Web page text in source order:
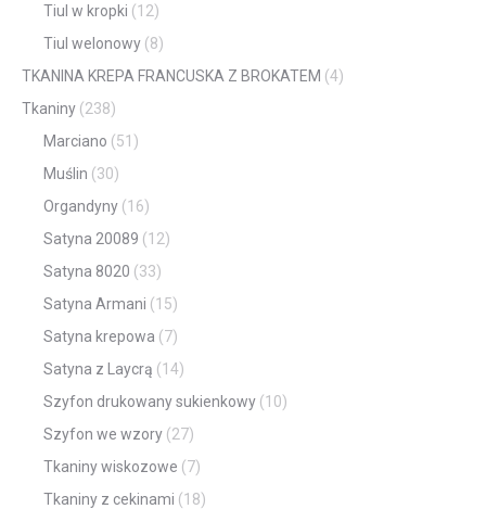
Tiul w kropki (12)
Tiul welonowy (8)
TKANINA KREPA FRANCUSKA Z BROKATEM (4)
Tkaniny (238)
Marciano (51)
Muślin (30)
Organdyny (16)
Satyna 20089 (12)
Satyna 8020 (33)
Satyna Armani (15)
Satyna krepowa (7)
Satyna z Laycrą (14)
Szyfon drukowany sukienkowy (10)
Szyfon we wzory (27)
Tkaniny wiskozowe (7)
Tkaniny z cekinami (18)